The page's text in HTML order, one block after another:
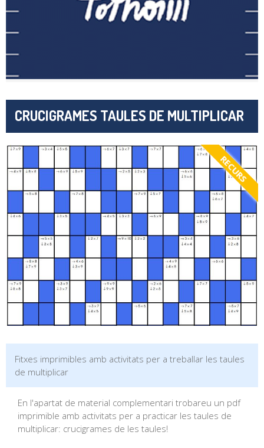
CRUCIGRAMES TAULES DE MULTIPLICAR
RECURS
Fitxes imprimibles amb activitats per a treballar les taules
de multiplicar
En l'apartat de material complementari trobareu un pdf
imprimible amb activitats per a practicar les taules de
multiplicar: crucigrames de les taules!